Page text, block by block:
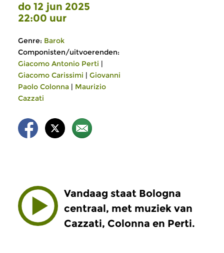
do 12 jun 2025
22:00 uur
Genre: Barok
Componisten/uitvoerenden:
Giacomo Antonio Perti |
Giacomo Carissimi | Giovanni
Paolo Colonna | Maurizio
Cazzati
Vandaag staat Bologna
centraal, met muziek van
Cazzati, Colonna en Perti.